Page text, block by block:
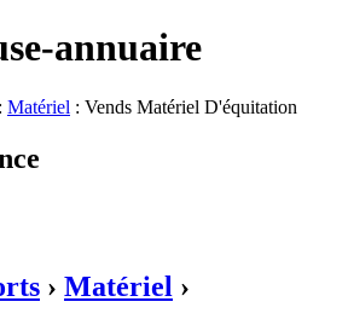
annuaire
: Matériel : Vends Matériel D'équitation
› Matériel ›